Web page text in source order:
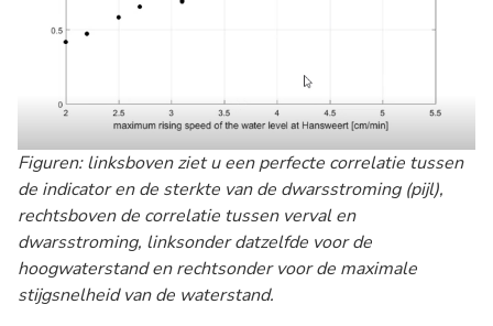
Figuren: linksboven ziet u een perfecte correlatie tussen
de indicator en de sterkte van de dwarsstroming (pijl),
rechtsboven de correlatie tussen verval en
dwarsstroming, linksonder datzelfde voor de
hoogwaterstand en rechtsonder voor de maximale
stijgsnelheid van de waterstand.